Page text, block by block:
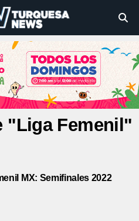
"Liga Femenil"
MX: Semifinales 2022